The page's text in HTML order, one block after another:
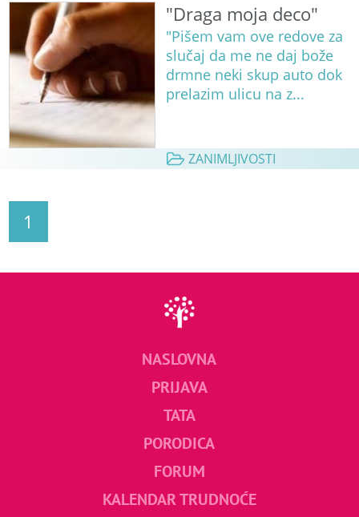
"Draga moja deco"
"Pišem vam ove redove za
slučaj da me ne daj bože
drmne neki skup auto dok
prelazim ulicu na z...
ZANIMLJIVOSTI
1
NASLOVNA
PRIJAVA
TATA
PORODICA
FORUM
KALENDAR TRUDNOĆE